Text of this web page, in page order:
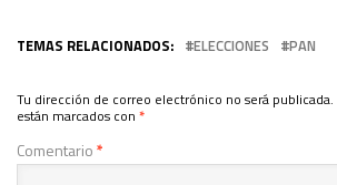
TEMAS RELACIONADOS: ELECCIONES PAN
Tu dirección de correo electrónico no será publicada.
están marcados con *
Comentario*